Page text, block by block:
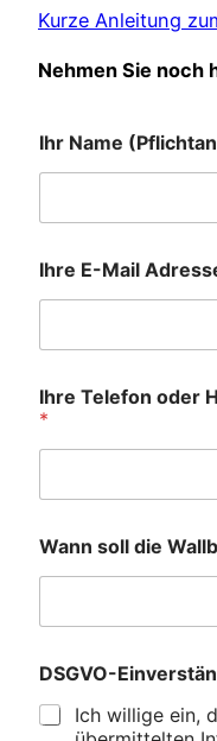
Kurze Anleitung
Nehmen Sie noch
Ihr Name
Ihre E-Mail
Ihre Telefon oder
*
Wann soll die
DSGVO-
Ich willige ein,